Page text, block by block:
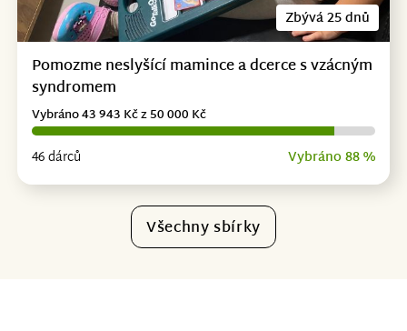
Zbývá 25 dnů
Pomozme neslyšící mamince a dcerce s vzácným
syndromem
46 dárců Vybráno 88 %
Vybráno 43 943 Kč z 50 000 Kč
Všechny sbírky